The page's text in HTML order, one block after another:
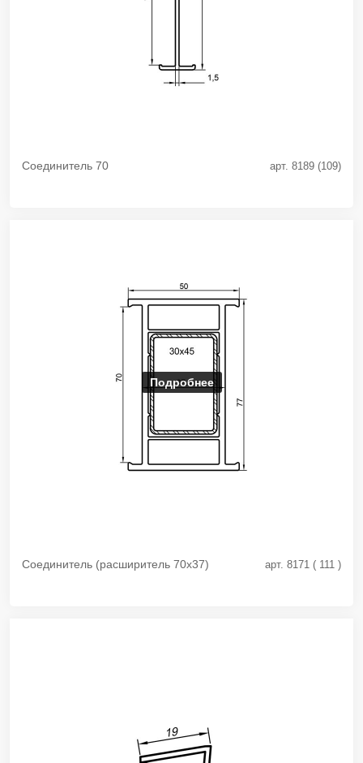
Соединитель 70 арт. 8189 (109)
Подробнее
Соединитель (расширитель 70х37) арт. 8171 ( 111 )